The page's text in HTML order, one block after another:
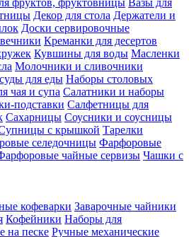
фруктов, фруктовницы Вазы для
Декор для стола Держатели и
Доски сервировочные
Креманки для десертов
Кувшины для воды Масленки
Молочники и сливочники
для еды Наборы столовых
чая и супа Салатники и наборы
подставки Салфетницы для
Сахарницы Соусники и соусницы
с крышкой Тарелки
селедочницы Фарфоровые
чайные сервизы Чашки с
кофеварки Заварочные чайники
Кофейники Наборы для
на песке Ручные механические